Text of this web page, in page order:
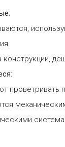
:
:
проветривать